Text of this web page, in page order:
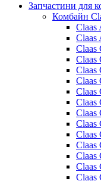
Запчастини для
Комбайн
Claas
Claas
Claas
Claas
Claas
Claas
Claas